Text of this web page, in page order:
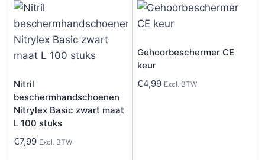
Nitril
beschermhandschoenen
Nitrylex Basic zwart maat
L 100 stuks
€7,99 Excl. BTW
Gehoorbeschermer CE
keur
€4,99 Excl. BTW